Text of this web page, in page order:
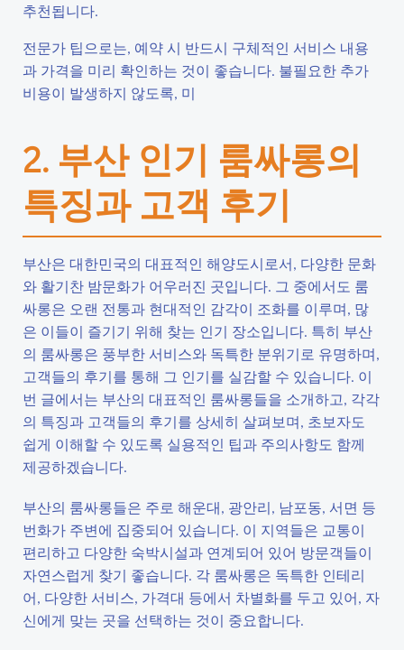
추천됩니다.
전문가 팁으로는, 예약 시 반드시 구체적인 서비스 내용
과 가격을 미리 확인하는 것이 좋습니다. 불필요한 추가
비용이 발생하지 않도록, 미
2. 부산 인기 룸싸롱의
특징과 고객 후기
부산은 대한민국의 대표적인 해양도시로서, 다양한 문화
와 활기찬 밤문화가 어우러진 곳입니다. 그 중에서도 룸
싸롱은 오랜 전통과 현대적인 감각이 조화를 이루며, 많
은 이들이 즐기기 위해 찾는 인기 장소입니다. 특히 부산
의 룸싸롱은 풍부한 서비스와 독특한 분위기로 유명하며,
고객들의 후기를 통해 그 인기를 실감할 수 있습니다. 이
번 글에서는 부산의 대표적인 룸싸롱들을 소개하고, 각각
의 특징과 고객들의 후기를 상세히 살펴보며, 초보자도
쉽게 이해할 수 있도록 실용적인 팁과 주의사항도 함께
제공하겠습니다.
부산의 룸싸롱들은 주로 해운대, 광안리, 남포동, 서면 등
번화가 주변에 집중되어 있습니다. 이 지역들은 교통이
편리하고 다양한 숙박시설과 연계되어 있어 방문객들이
자연스럽게 찾기 좋습니다. 각 룸싸롱은 독특한 인테리
어, 다양한 서비스, 가격대 등에서 차별화를 두고 있어, 자
신에게 맞는 곳을 선택하는 것이 중요합니다.